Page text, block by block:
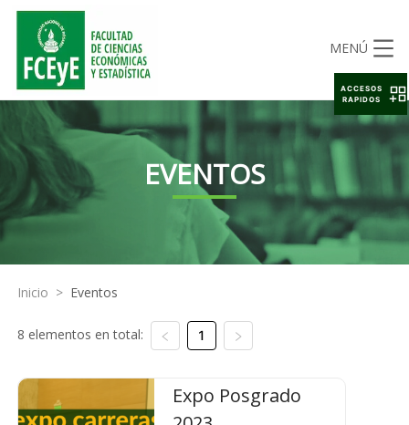
MENÚ
EVENTOS
Inicio > Eventos
8 elementos en total: 1
Expo Posgrado
ACCESOS
RAPIDOS